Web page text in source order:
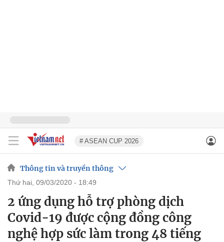
# ASEAN CUP 2026
Thông tin và truyền thông
thứ hai, 09/03/2020 - 18:49
2 ứng dụng hỗ trợ phòng dịch
Covid-19 được cộng đồng công
nghệ hợp sức làm trong 48 tiếng